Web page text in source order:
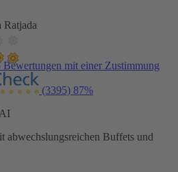
Ratjada
mit einer Zustimmung
(3395) 87%
Buffets und